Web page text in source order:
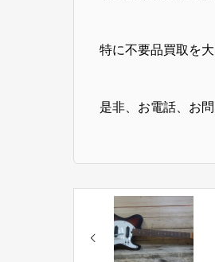
特に不要品買取を
是非、お電話、お